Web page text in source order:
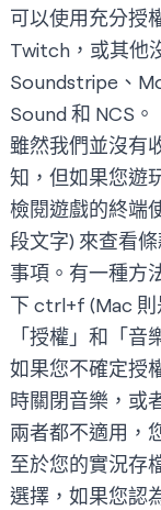
可以使用充分授
Twitch，或其他
Soundstripe、
Sound 和 NCS。
雖然我們並沒有
知，但如果您遊
檢閱遊戲的終端
段文字) 來查看
事項。有一種方
下 ctrl+f (Mac 則
「授權」和「
如果您不確定授
時關閉音樂，或
兩者都不適用，
至於您的實況存
選擇，如果您認